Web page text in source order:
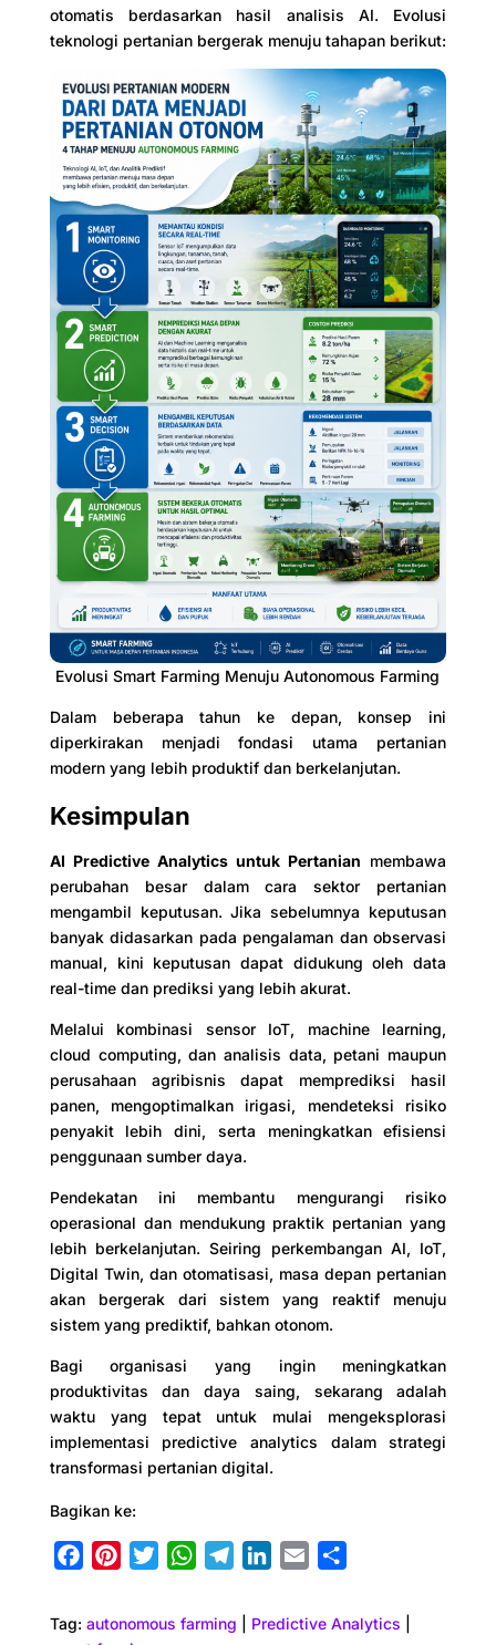
otomatis berdasarkan hasil analisis AI. Evolusi
teknologi pertanian bergerak menuju tahapan berikut:
Evolusi Smart Farming Menuju Autonomous Farming
Dalam beberapa tahun ke depan, konsep ini
diperkirakan menjadi fondasi utama pertanian
modern yang lebih produktif dan berkelanjutan.
Kesimpulan
AI Predictive Analytics untuk Pertanian membawa
perubahan besar dalam cara sektor pertanian
mengambil keputusan. Jika sebelumnya keputusan
banyak didasarkan pada pengalaman dan observasi
manual, kini keputusan dapat didukung oleh data
real-time dan prediksi yang lebih akurat.
Melalui kombinasi sensor IoT, machine learning,
cloud computing, dan analisis data, petani maupun
perusahaan agribisnis dapat memprediksi hasil
panen, mengoptimalkan irigasi, mendeteksi risiko
penyakit lebih dini, serta meningkatkan efisiensi
penggunaan sumber daya.
Pendekatan ini membantu mengurangi risiko
operasional dan mendukung praktik pertanian yang
lebih berkelanjutan. Seiring perkembangan AI, IoT,
Digital Twin, dan otomatisasi, masa depan pertanian
akan bergerak dari sistem yang reaktif menuju
sistem yang prediktif, bahkan otonom.
Bagi organisasi yang ingin meningkatkan
produktivitas dan daya saing, sekarang adalah
waktu yang tepat untuk mulai mengeksplorasi
implementasi predictive analytics dalam strategi
transformasi pertanian digital.
Bagikan ke:
W
Tag: autonomous farming Predictive Analytics